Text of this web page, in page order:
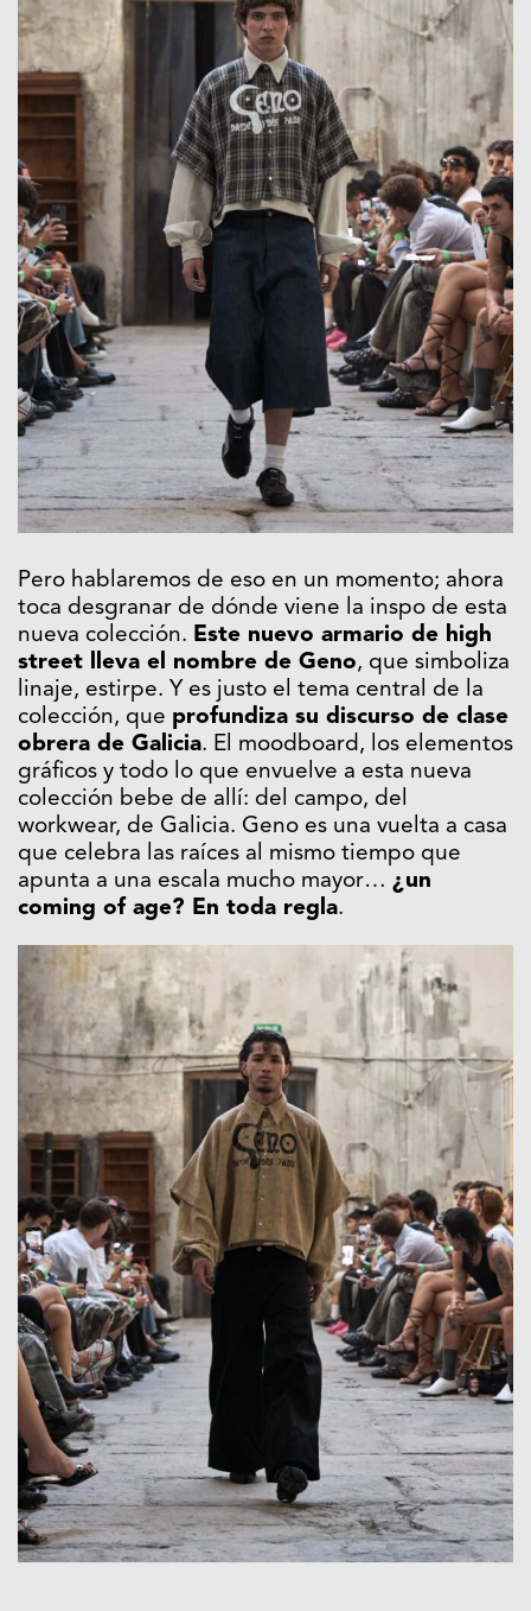
Pero hablaremos de eso en un momento; ahora
toca desgranar de dónde viene la inspo de esta
nueva colección. Este nuevo armario de high
street lleva el nombre de Geno, que simboliza
linaje, estirpe. Y es justo el tema central de la
colección, que profundiza su discurso de clase
obrera de Galicia. El moodboard, los elementos
gráficos y todo lo que envuelve a esta nueva
colección bebe de allí: del campo, del
workwear, de Galicia. Geno es una vuelta a casa
que celebra las raíces al mismo tiempo que
apunta a una escala mucho mayor… ¿un
coming of age? En toda regla.